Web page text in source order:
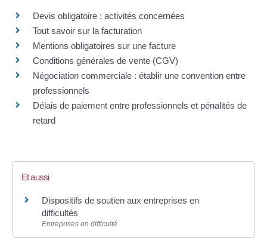
Devis obligatoire : activités concernées
Tout savoir sur la facturation
Mentions obligatoires sur une facture
Conditions générales de vente (CGV)
Négociation commerciale : établir une convention entre
professionnels
Délais de paiement entre professionnels et pénalités de
retard
Et aussi
Dispositifs de soutien aux entreprises en
difficultés
Entreprises en difficulté